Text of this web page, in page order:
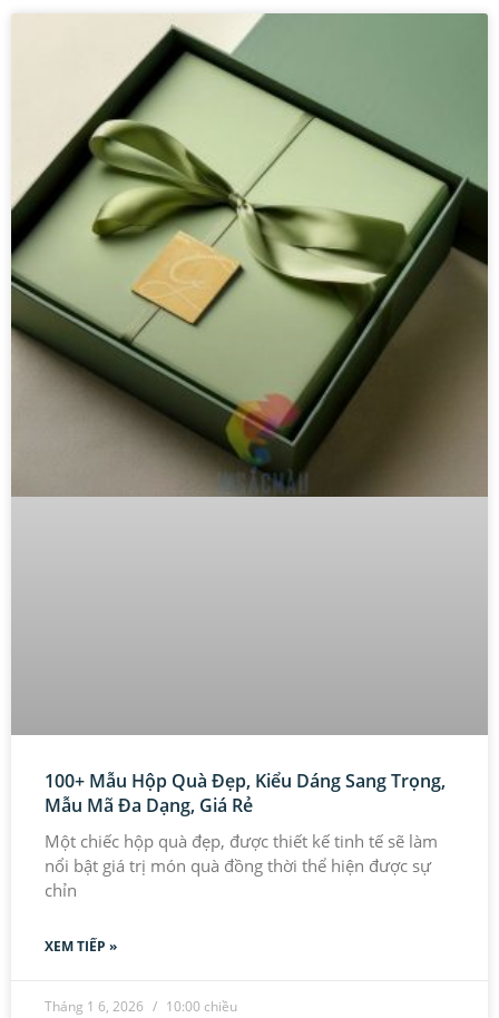
100+ Mẫu Hộp Quà Đẹp, Kiểu Dáng Sang Trọng,
Mẫu Mã Đa Dạng, Giá Rẻ
Một chiếc hộp quà đẹp, được thiết kế tinh tế sẽ làm
nổi bật giá trị món quà đồng thời thể hiện được sự
chỉn
XEM TIẾP »
Tháng 1 6, 2026 10:00 chiều